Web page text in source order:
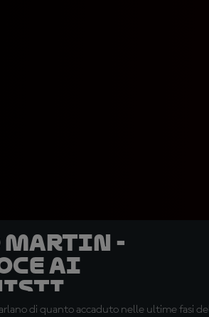
Martin -
ai
di quanto accaduto nelle ultime fasi